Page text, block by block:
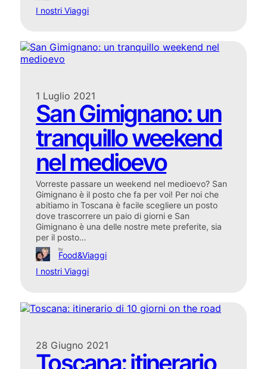
I nostri Viaggi
1 Luglio 2021
San Gimignano: un
tranquillo weekend
nel medioevo
Vorreste passare un weekend nel medioevo? San
Gimignano è il posto che fa per voi! Per noi che
abitiamo in Toscana è facile scegliere un posto
dove trascorrere un paio di giorni e San
Gimignano è una delle nostre mete preferite, sia
per il posto…
by
Food&Viaggi
I nostri Viaggi
28 Giugno 2021
Toscana: itinerario